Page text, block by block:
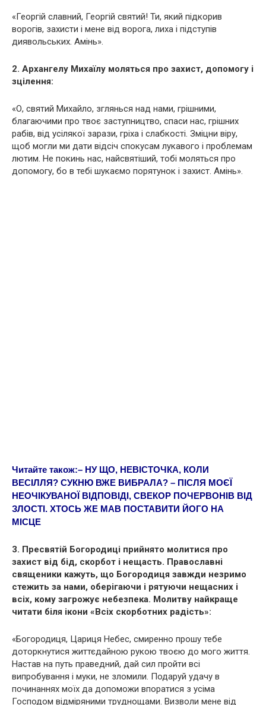
«Георгій славний, Георгій святий! Ти, який підкорив
ворогів, захисти і мене від ворога, лиха і підступів
диявoльських. Амінь».
2. Архангелу Михаїлу моляться про захист, допомогу і
зцілення:
«О, святий Михайло, зглянься над нами, грішними,
благаючими про твоє заступництво, спаси нас, грішних
рабів, від усілякої зарази, гріха і слабкості. Зміцни віру,
щоб могли ми дати відсіч cпoкусам лукaвого і проблемам
лютим. Не покинь нас, найсвятіший, тобі моляться про
допомогу, бо в тебі шукаємо порятунок і захист. Амінь».
Читайте також:– НУ ЩО, НЕВІСТОЧКА, КОЛИ
ВЕСІЛЛЯ? СУКНЮ ВЖЕ ВИБРАЛА? – ПІСЛЯ МОЄЇ
НЕОЧІКУВАНОЇ ВІДПОВІДІ, СВЕКОР ПОЧЕРВОНІВ ВІД
ЗЛОСТІ. ХТОСЬ ЖЕ МАВ ПОСТАВИТИ ЙОГО НА
МІСЦЕ
3. Пресвятій Богородиці прийнято молитися про
захист від бід, скорбот і нещасть. Православні
священики кажуть, що Богородиця завжди незримо
стежить за нами, оберігаючи і рятуючи нещасних і
всіх, кому загрoжує небезпека. Молитву найкраще
читати біля ікони «Всіх скорботних радість»:
«Богородиця, Цариця Небес, смиренно прошу тебе
доторкнутися життєдайною рукою твоєю до мого життя.
Настав на путь праведний, дай сил пройти всі
випробування і мyки, не зломили. Подаруй удачу в
починаннях моїх да допоможи впоратися з усіма
Господом відміряними труднощами. Визволи мене від